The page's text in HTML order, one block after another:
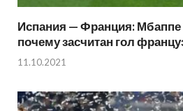
Испания — Франция:
почему засчитан гол
11.10.2021